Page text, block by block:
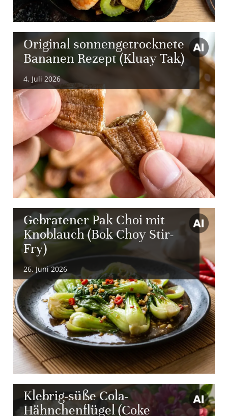
Original sonnengetrocknete
Bananen Rezept (Kluay Tak)
4. Juli 2026
Gebratener Pak Choi mit
Knoblauch (Bok Choy Stir-
Fry)
26. Juni 2026
Klebrig-süße Cola-
Hähnchenflügel (Coke